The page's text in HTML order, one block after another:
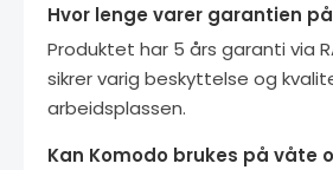
Hvor lenge varer garantien
Produktet har 5 års garanti via
sikrer varig beskyttelse og
arbeidsplassen.
Kan Komodo brukes på våte